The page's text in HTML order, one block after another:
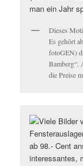
Dieses
Es gehört
fotoGEN)
Bamberg“.
die Preise